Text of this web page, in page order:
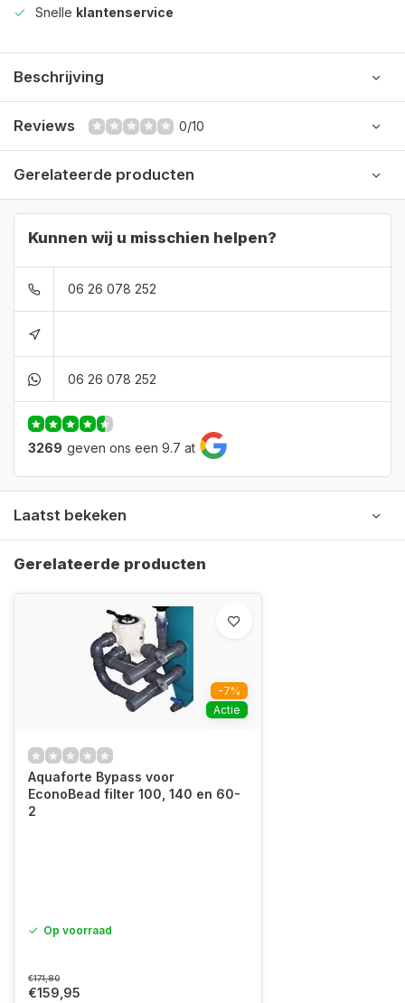
Snelle klantenservice
Beschrijving
Reviews 0/10
Gerelateerde producten
Kunnen wij u misschien helpen?
06 26 078 252
06 26 078 252
3269 geven ons een 9.7 at
Laatst bekeken
Gerelateerde producten
-7%
Actie
Aquaforte Bypass voor
EconoBead filter 100, 140 en 60-
2
Op voorraad
€171,80
€159,95